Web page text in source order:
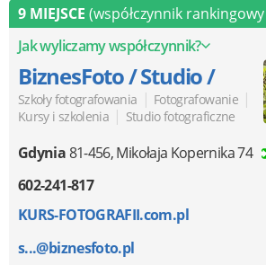
9 MIEJSCE (współczynnik rankingowy
Jak wyliczamy współczynnik?
BiznesFoto / Studio /
Szkoły fotografowania | Fotografowanie |
Kursy i szkolenia | Studio fotograficzne
Gdynia81-456,Mikołaja Kopernika 74
602-241-817
KURS-FOTOGRAFII.com.pl
s...@biznesfoto.pl